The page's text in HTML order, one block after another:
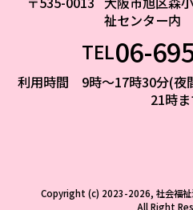
祉センター内
TEL06-
利用時間 9時～17時30分(夜
21時
Copyright (c) 2023-2026, 社会福祉
All Right